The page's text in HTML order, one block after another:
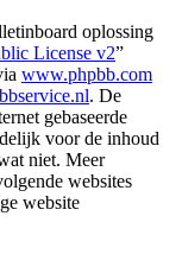
oplossing
License v2”
www.phpbb.com
. De
gebaseerde
voor de inhoud
niet. Meer
websites
website